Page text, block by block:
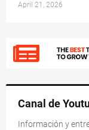
April 21, 2026
Canal de
Información y